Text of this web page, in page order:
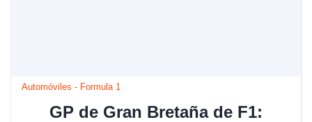
Automóviles - Formula 1
GP de Gran Bretaña de F1: